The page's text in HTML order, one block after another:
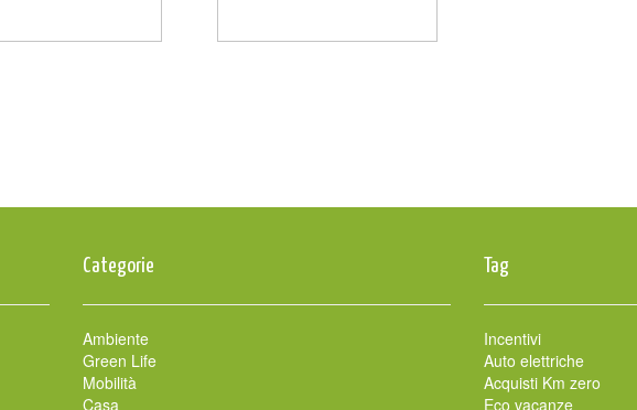
Categorie
Ambiente
Green Life
Mobilità
Casa
Tag
Incentivi
Auto elettriche
Acquisti Km zero
Eco vacanze